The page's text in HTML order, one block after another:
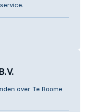
over Te Boome